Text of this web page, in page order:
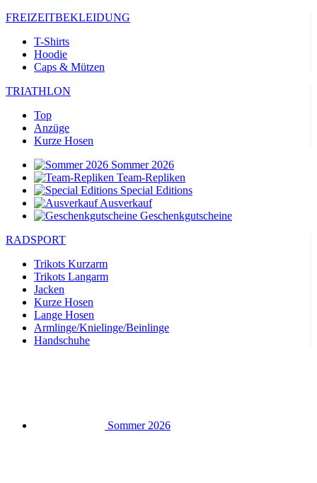
FREIZEITBEKLEIDUNG
T-Shirts
Hoodie
Caps & Mützen
TRIATHLON
Top
Anzüge
Kurze Hosen
Sommer 2026
Team-Repliken
Special Editions
Ausverkauf
Geschenkgutscheine
RADSPORT
Trikots Kurzarm
Trikots Langarm
Jacken
Kurze Hosen
Lange Hosen
Armlinge/Knielinge/Beinlinge
Handschuhe
Sommer 2026